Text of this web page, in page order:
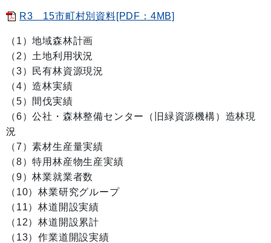
R3 15市町村別資料[PDF：4MB]
（1）地域森林計画
（2）土地利用状況
（3）民有林資源現況
（4）造林実績
（5）間伐実績
（6）公社・森林整備センター（旧緑資源機構）造林現
況
（7）素材生産量実績
（8）特用林産物生産実績
（9）林業就業者数
（10）林業研究グループ
（11）林道開設実績
（12）林道開設累計
（13）作業道開設実績